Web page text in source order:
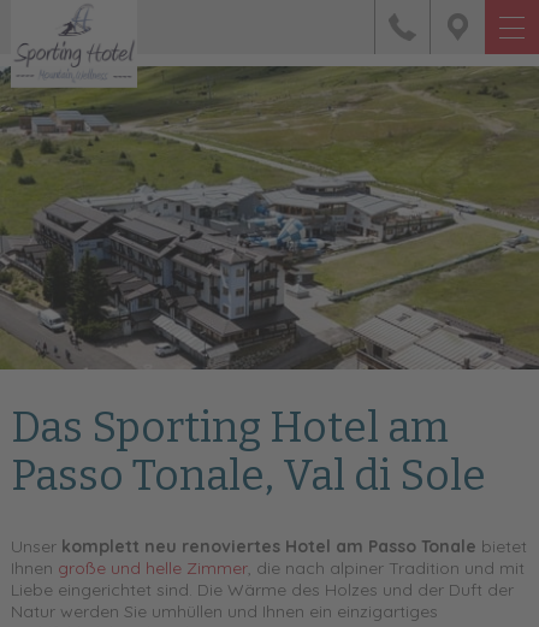
Das Sporting Hotel am
Passo Tonale, Val di Sole
Unser komplett neu renoviertes Hotel am Passo Tonale bietet
Ihnen große und helle Zimmer, die nach alpiner Tradition und mit
Liebe eingerichtet sind. Die Wärme des Holzes und der Duft der
Natur werden Sie umhüllen und Ihnen ein einzigartiges